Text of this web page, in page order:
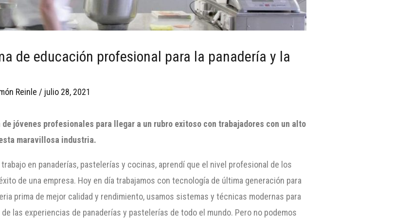
de educación profesional para la panadería y la
Reinle / julio 28, 2021
jóvenes profesionales para llegar a un rubro exitoso con trabajadores con un alto
maravillosa industria.
en panaderías, pastelerías y cocinas, aprendí que el nivel profesional de los
de una empresa. Hoy en día trabajamos con tecnología de última generación para
prima de mejor calidad y rendimiento, usamos sistemas y técnicas modernas para
las experiencias de panaderías y pastelerías de todo el mundo. Pero no podemos